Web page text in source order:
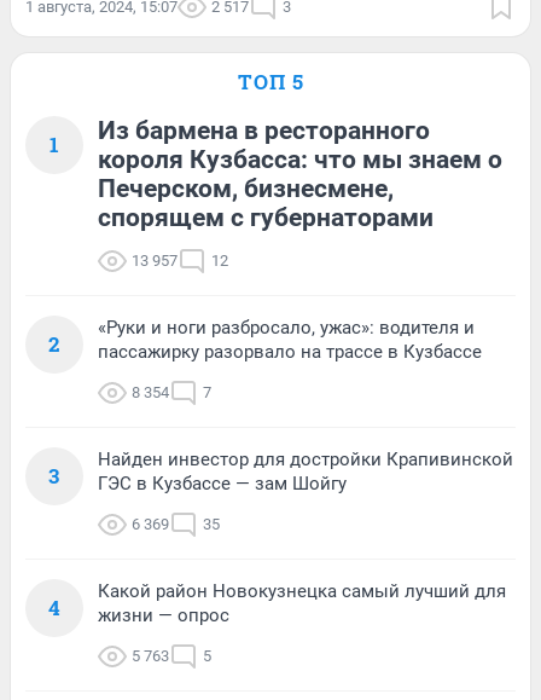
1 августа, 2024, 15:07 2 517 3
ТОП 5
1
Из бармена в ресторанного
короля Кузбасса: что мы знаем о
Печерском, бизнесмене,
спорящем с губернаторами
13 957 12
2
«Руки и ноги разбросало, ужас»: водителя и
пассажирку разорвало на трассе в Кузбассе
8 354 7
3
Найден инвестор для достройки Крапивинской
ГЭС в Кузбассе — зам Шойгу
6 369 35
4
Какой район Новокузнецка самый лучший для
жизни — опрос
5 763 5